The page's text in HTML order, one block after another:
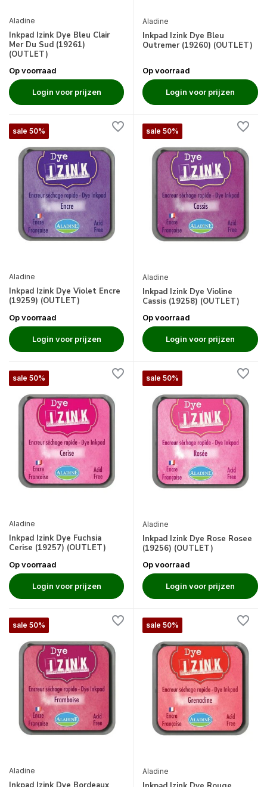
Aladine
Inkpad Izink Dye Bleu Clair
Mer Du Sud (19261)
(OUTLET)
Op voorraad
Login voor prijzen
Aladine
Inkpad Izink Dye Bleu
Outremer (19260) (OUTLET)
Op voorraad
Login voor prijzen
sale 50%
Aladine
Inkpad Izink Dye Violet Encre
(19259) (OUTLET)
Op voorraad
Login voor prijzen
sale 50%
Aladine
Inkpad Izink Dye Violine
Cassis (19258) (OUTLET)
Op voorraad
Login voor prijzen
sale 50%
Aladine
Inkpad Izink Dye Fuchsia
Cerise (19257) (OUTLET)
Op voorraad
Login voor prijzen
sale 50%
Aladine
Inkpad Izink Dye Rose Rosee
(19256) (OUTLET)
Op voorraad
Login voor prijzen
sale 50%
Aladine
sale 50%
Aladine